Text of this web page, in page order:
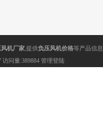
机厂家,提供负压风机价格等产品信
访问量:389884 管理登陆